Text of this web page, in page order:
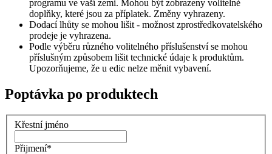
programu ve vaší zemi. Mohou být zobrazeny volitelné
doplňky, které jsou za příplatek. Změny vyhrazeny.
Dodací lhůty se mohou lišit - možnost zprostředkovatelského
prodeje je vyhrazena.
Podle výběru různého volitelného příslušenství se mohou
příslušným způsobem lišit technické údaje k produktům.
Upozorňujeme, že u edic nelze měnit vybavení.
Poptávka po produktech
Křestní jméno
Přijmení*